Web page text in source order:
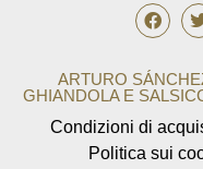
ARTURO
GHIANDOLA E
Condizioni di
Politica sui